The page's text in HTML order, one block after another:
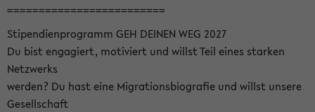
=========================
Stipendienprogramm GEH DEINEN WEG 2027
Du bist engagiert, motiviert und willst Teil eines starken
Netzwerks
werden? Du hast eine Migrationsbiografie und willst unsere
Gesellschaft